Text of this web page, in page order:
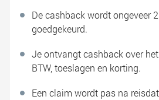
De cashback wordt ongeveer
goedgekeurd.
Je ontvangt cashback over
BTW, toeslagen en korting.
Een claim wordt pas na